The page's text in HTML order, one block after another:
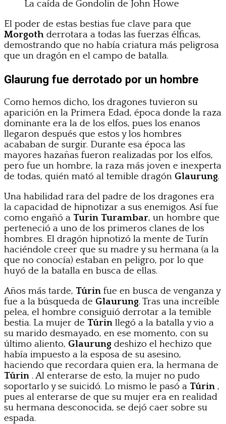
La caída de Gondolin de John Howe
El poder de estas bestias fue clave para que
Morgoth derrotara a todas las fuerzas élficas,
demostrando que no había criatura más peligrosa
que un dragón en el campo de batalla.
Glaurung fue derrotado por un hombre
Como hemos dicho, los dragones tuvieron su
aparición en la Primera Edad, época donde la raza
dominante era la de los elfos, pues los enanos
llegaron después que estos y los hombres
acababan de surgir. Durante esa época las
mayores hazañas fueron realizadas por los elfos,
pero fue un hombre, la raza más joven e inexperta
de todas, quién mató al temible dragón Glaurung.
Una habilidad rara del padre de los dragones era
la capacidad de hipnotizar a sus enemigos. Así fue
como engañó a Turin Turambar, un hombre que
perteneció a uno de los primeros clanes de los
hombres. El dragón hipnotizó la mente de Turín
haciéndole creer que su madre y su hermana (a la
que no conocía) estaban en peligro, por lo que
huyó de la batalla en busca de ellas.
Años más tarde, Túrin fue en busca de venganza y
fue a la búsqueda de Glaurung. Tras una increíble
pelea, el hombre consiguió derrotar a la temible
bestia. La mujer de Túrin llegó a la batalla y vio a
su marido desmayado, en ese momento, con su
último aliento, Glaurung deshizo el hechizo que
había impuesto a la esposa de su asesino,
haciendo que recordara quien era, la hermana de
Túrin . Al enterarse de esto, la mujer no pudo
soportarlo y se suicidó. Lo mismo le pasó a Túrin ,
pues al enterarse de que su mujer era en realidad
su hermana desconocida, se dejó caer sobre su
espada.